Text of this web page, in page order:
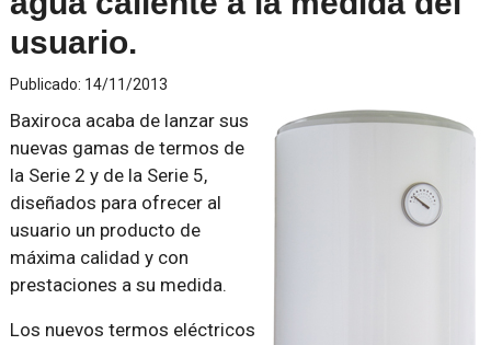
usuario.
Publicado: 14/11/2013
Baxiroca acaba de lanzar sus
nuevas gamas de termos de
la Serie 2 y de la Serie 5,
diseñados para ofrecer al
usuario un producto de
máxima calidad y con
prestaciones a su medida.
Los nuevos termos eléctricos